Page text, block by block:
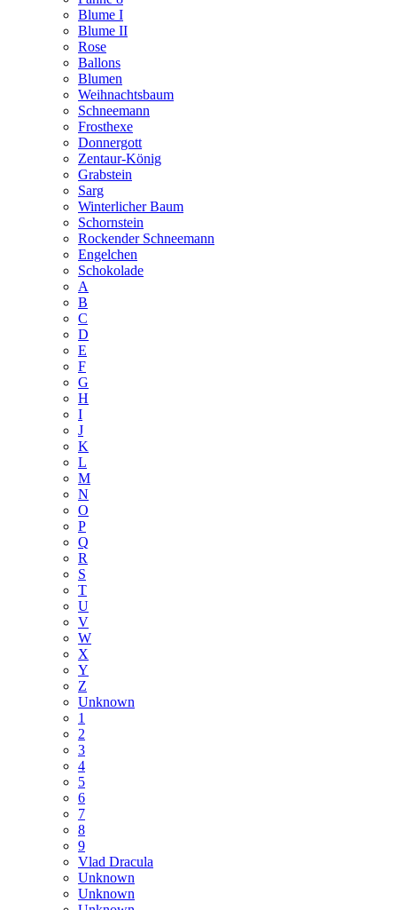
Blume I
Blume II
Rose
Ballons
Blumen
Weihnachtsbaum
Schneemann
Frosthexe
Donnergott
Zentaur-König
Grabstein
Sarg
Winterlicher Baum
Schornstein
Rockender Schneemann
Engelchen
Schokolade
A
B
C
D
E
F
G
H
I
J
K
L
M
N
O
P
Q
R
S
T
U
V
W
X
Y
Z
Unknown
1
2
3
4
5
6
7
8
9
Vlad Dracula
Unknown
Unknown